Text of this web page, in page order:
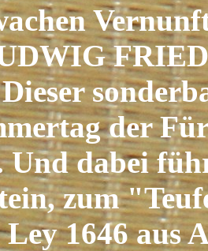
der
Und dabei
zum
Ley 1646 aus